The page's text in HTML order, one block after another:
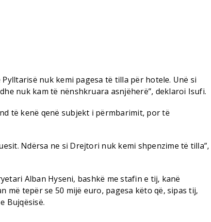
nuk kemi pagesa të tilla për hotele. Unë si
nuk kam të nënshkruara asnjëherë”, deklaroi Isufi.
të kenë qenë subjekt i përmbarimit, por të
Ndërsa ne si Drejtori nuk kemi shpenzime të tilla”,
Alban Hyseni, bashkë me stafin e tij, kanë
më tepër se 50 mijë euro, pagesa këto që, sipas tij,
Bujqësisë.